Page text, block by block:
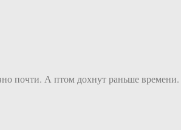
почти. А птом дохнут раньше времени.